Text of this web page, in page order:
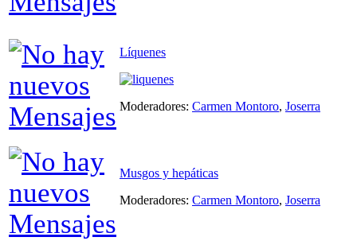
Líquenes
Moderadores: Carmen Montoro, Joserra
Musgos y hepáticas
Moderadores: Carmen Montoro, Joserra